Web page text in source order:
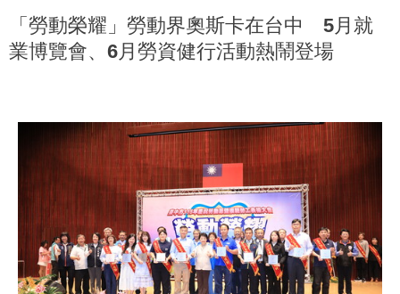
「勞動榮耀」勞動界奧斯卡在台中 5月就
業博覽會、6月勞資健行活動熱鬧登場